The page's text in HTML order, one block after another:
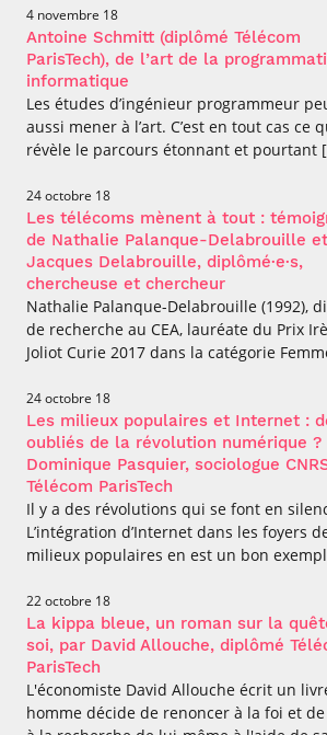
4 novembre 18
Antoine Schmitt (diplômé Télécom
ParisTech), de l’art de la
informatique
Les études d’ingénieur programmeur
aussi mener à l’art. C’est en tout cas ce
révèle le parcours étonnant et pourtant
24 octobre 18
Les télécoms mènent à tout :
de Nathalie Palanque-Delabrouille et
Jacques Delabrouille, diplômé·e·s,
chercheuse et chercheur
Nathalie Palanque-Delabrouille (1992),
de recherche au CEA, lauréate du Prix
Joliot Curie 2017 dans la catégorie
24 octobre 18
Les milieux populaires et Internet :
oubliés de la révolution numérique ?
Dominique Pasquier, sociologue
Télécom ParisTech
Il y a des révolutions qui se font en
L’intégration d’Internet dans les foyers
milieux populaires en est un bon
22 octobre 18
La kippa bleue, un roman sur la
soi, par David Allouche, diplômé
ParisTech
L'économiste David Allouche écrit un
homme décide de renoncer à la foi et